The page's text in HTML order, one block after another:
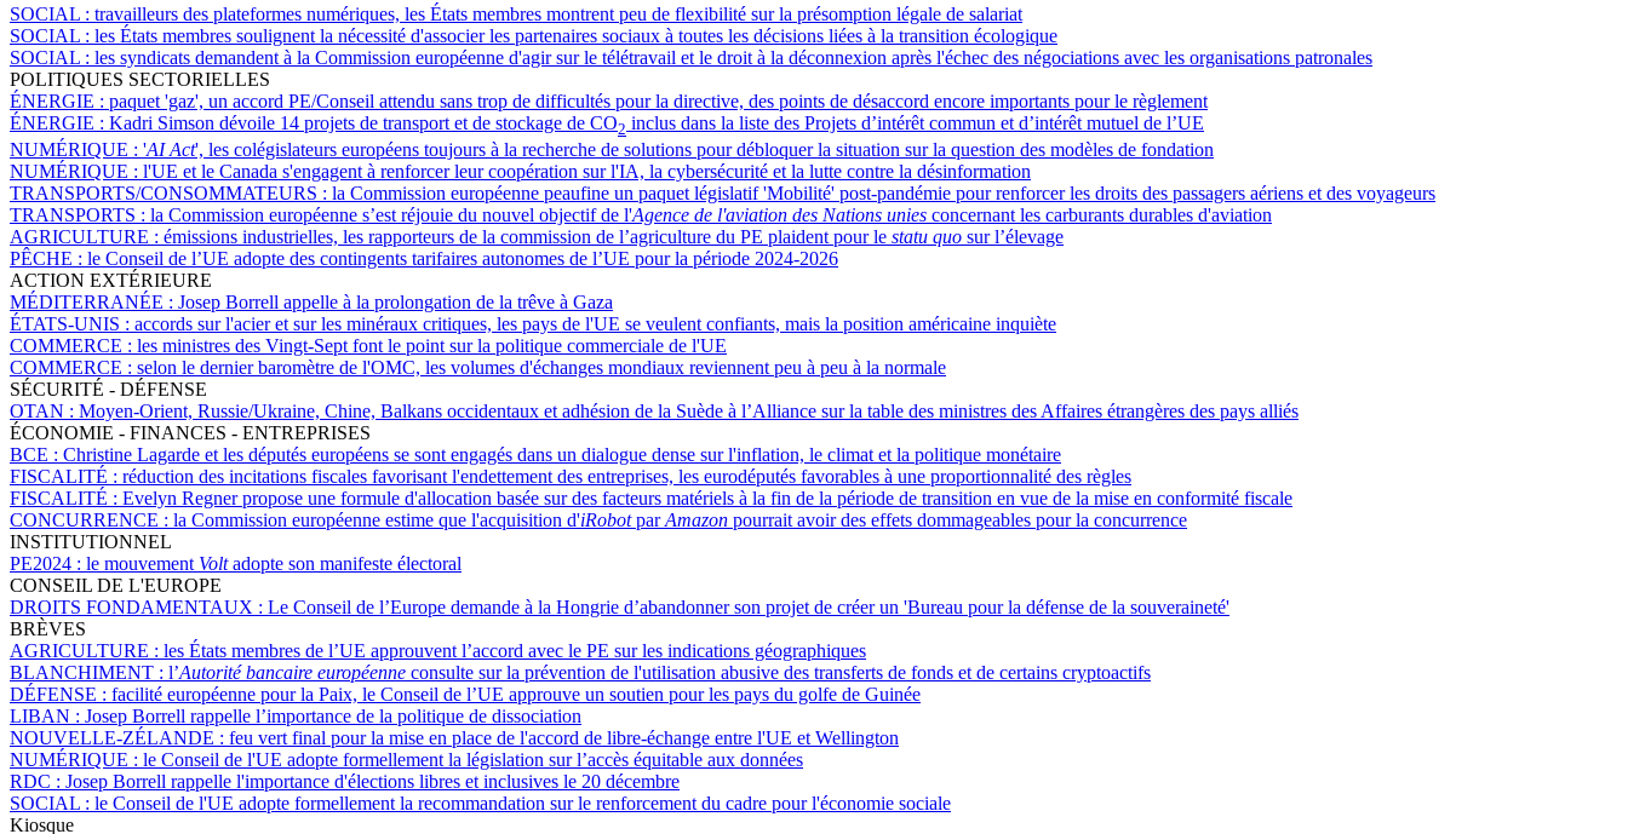
SOCIAL : travailleurs des plateformes numériques, les États membres montrent peu de flexibilité sur la présomption légale de salariat
SOCIAL : les États membres soulignent la nécessité d'associer les partenaires sociaux à toutes les décisions liées à la transition écologique
SOCIAL : les syndicats demandent à la Commission européenne d'agir sur le télétravail et le droit à la déconnexion après l'échec des négociations avec les organisations patronales
POLITIQUES SECTORIELLES
ÉNERGIE : paquet 'gaz', un accord PE/Conseil attendu sans trop de difficultés pour la directive, des points de désaccord encore importants pour le règlement
ÉNERGIE : Kadri Simson dévoile 14 projets de transport et de stockage de CO2 inclus dans la liste des Projets d’intérêt commun et d’intérêt mutuel de l’UE
NUMÉRIQUE : 'AI Act', les colégislateurs européens toujours à la recherche de solutions pour débloquer la situation sur la question des modèles de fondation
NUMÉRIQUE : l'UE et le Canada s'engagent à renforcer leur coopération sur l'IA, la cybersécurité et la lutte contre la désinformation
TRANSPORTS/CONSOMMATEURS : la Commission européenne peaufine un paquet législatif 'Mobilité' post-pandémie pour renforcer les droits des passagers aériens et des voyageurs
TRANSPORTS : la Commission européenne s’est réjouie du nouvel objectif de l'Agence de l'aviation des Nations unies concernant les carburants durables d'aviation
AGRICULTURE : émissions industrielles, les rapporteurs de la commission de l’agriculture du PE plaident pour le statu quo sur l’élevage
PÊCHE : le Conseil de l’UE adopte des contingents tarifaires autonomes de l’UE pour la période 2024-2026
ACTION EXTÉRIEURE
MÉDITERRANÉE : Josep Borrell appelle à la prolongation de la trêve à Gaza
ÉTATS-UNIS : accords sur l'acier et sur les minéraux critiques, les pays de l'UE se veulent confiants, mais la position américaine inquiète
COMMERCE : les ministres des Vingt-Sept font le point sur la politique commerciale de l'UE
COMMERCE : selon le dernier baromètre de l'OMC, les volumes d'échanges mondiaux reviennent peu à peu à la normale
SÉCURITÉ - DÉFENSE
OTAN : Moyen-Orient, Russie/Ukraine, Chine, Balkans occidentaux et adhésion de la Suède à l’Alliance sur la table des ministres des Affaires étrangères des pays alliés
ÉCONOMIE - FINANCES - ENTREPRISES
BCE : Christine Lagarde et les députés européens se sont engagés dans un dialogue dense sur l'inflation, le climat et la politique monétaire
FISCALITÉ : réduction des incitations fiscales favorisant l'endettement des entreprises, les eurodéputés favorables à une proportionnalité des règles
FISCALITÉ : Evelyn Regner propose une formule d'allocation basée sur des facteurs matériels à la fin de la période de transition en vue de la mise en conformité fiscale
CONCURRENCE : la Commission européenne estime que l'acquisition d'iRobotparAmazon pourrait avoir des effets dommageables pour la concurrence
INSTITUTIONNEL
PE2024 : le mouvement Voltadopte son manifeste électoral
CONSEIL DE L'EUROPE
DROITS FONDAMENTAUX : Le Conseil de l’Europe demande à la Hongrie d’abandonner son projet de créer un 'Bureau pour la défense de la souveraineté'
BRÈVES
AGRICULTURE : les États membres de l’UE approuvent l’accord avec le PE sur les indications géographiques
BLANCHIMENT : l’Autorité bancaire européenne consulte sur la prévention de l'utilisation abusive des transferts de fonds et de certains cryptoactifs
DÉFENSE : facilité européenne pour la Paix, le Conseil de l’UE approuve un soutien pour les pays du golfe de Guinée
LIBAN : Josep Borrell rappelle l’importance de la politique de dissociation
NOUVELLE-ZÉLANDE : feu vert final pour la mise en place de l'accord de libre-échange entre l'UE et Wellington
NUMÉRIQUE : le Conseil de l'UE adopte formellement la législation sur l’accès équitable aux données
RDC : Josep Borrell rappelle l'importance d'élections libres et inclusives le 20 décembre
SOCIAL : le Conseil de l'UE adopte formellement la recommandation sur le renforcement du cadre pour l'économie sociale
Kiosque